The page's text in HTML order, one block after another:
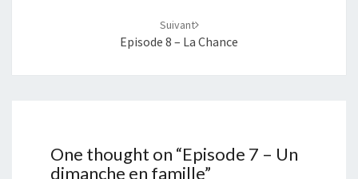
Suivant
Episode 8 – La Chance
One thought on “Episode 7 – Un
dimanche en famille”